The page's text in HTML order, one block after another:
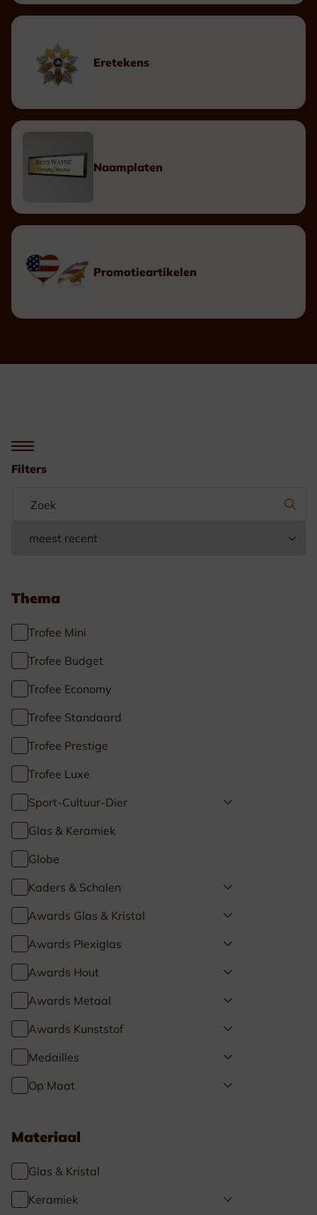
Eretekens
Naamplaten
Promotieartikelen
Filters
Thema
Trofee Mini
Trofee Budget
Trofee Economy
Trofee Standaard
Trofee Prestige
Trofee Luxe
Sport-Cultuur-Dier
Glas & Keramiek
Globe
Kaders & Schalen
Awards Glas & Kristal
Awards Plexiglas
Awards Hout
Awards Metaal
Awards Kunststof
Medailles
Op Maat
Materiaal
Glas & Kristal
Keramiek